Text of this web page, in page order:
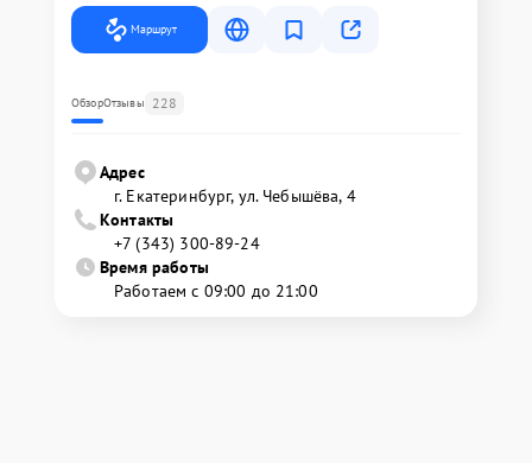
Маршрут
ОбзорОтзывы 228
Адрес
г. Екатеринбург, ул. Чебышёва, 4
Контакты
+7 (343) 300-89-24
Время работы
Работаем с 09:00 до 21:00